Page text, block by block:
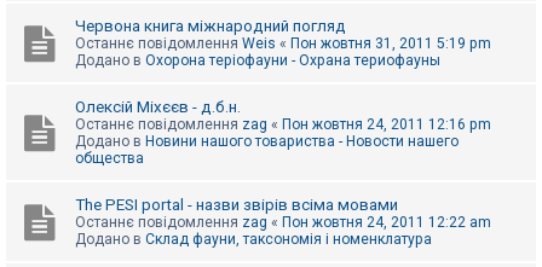
Червона книга міжнародний погляд
Останнє повідомлення Weis « Пон жовтня 31, 2011 5:19 pm
Додано в Охорона теріофауни - Охрана териофауны
Олексій Міхєєв - д.б.н.
Останнє повідомлення zag « Пон жовтня 24, 2011 12:16 pm
Додано в Новини нашого товариства - Новости нашего
общества
The PESI portal - назви звірів всіма мовами
Останнє повідомлення zag « Пон жовтня 24, 2011 12:22 am
Додано в Склад фауни, таксономія і номенклатура